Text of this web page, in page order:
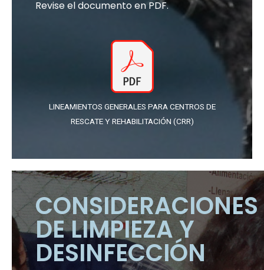
Revise el documento en PDF.
LINEAMIENTOS GENERALES PARA CENTROS DE
RESCATE Y REHABILITACIÓN (CRR)
CONSIDERACIONES
DE LIMPIEZA Y
DESINFECCIÓN